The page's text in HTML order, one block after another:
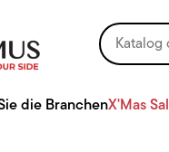
die BranchenX'Mas